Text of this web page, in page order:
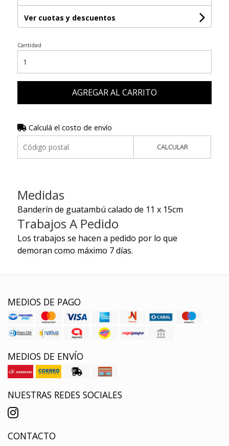
Ver cuotas y descuentos
Cantidad
AGREGAR AL CARRITO
Calculá el costo de envío
CALCULAR
Medidas
Banderín de guatambú calado de 11 x 15cm
Trabajos A Pedido
Los trabajos se hacen a pedido por lo que
demoran como máximo 7 días.
MEDIOS DE PAGO
MEDIOS DE ENVÍO
NUESTRAS REDES SOCIALES
CONTACTO